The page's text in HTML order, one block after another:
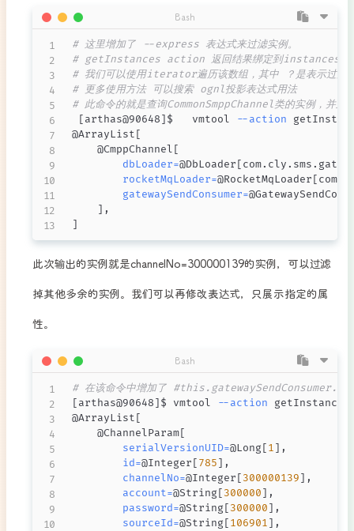
# 这里增加了 --express 表达式来过滤实例。
# getInstances action 返回结果绑定到instances变量
# 我们可以使用iterator遍历该数组，其中 ？是表示过滤
# 更多使用方法 可以搜索 ognl投影表达式用法
# 此命令的就是查询CommonSmppChannel类的实例，
[arthas@90648] $   vmtool --action
@ArrayList [
    @CmppChannel
[
dbLoader=@DbLoader [
rocketMqLoader=@RocketMqLoader [
gatewaySendConsumer=
]
]
Bash
此次输出的实例就是channelNo=300000139的实例，可以过滤
掉其他多余的实例。我们可以再修改表达式，只展示指定的属
性。
# 在该命令中增加了
[arthas@90648] $ vmtool --action
@ArrayList [
    @ChannelParam
[
serialVersionUID=@Long [1] ,
id=@Integer [785] ,
channelNo=@Integer [300000139] ,
account=@String [300000] ,
password=@String [300000] ,
sourceId=@String [106901] ,
Bash